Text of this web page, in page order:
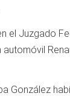
el Juzgado
González